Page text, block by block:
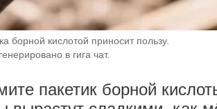
борной кислотой приносит пользу.
в гига чат.
пакетик борной